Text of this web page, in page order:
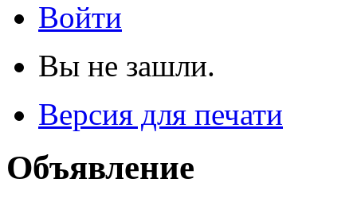
Войти
Вы не зашли.
Версия для печати
Объявление